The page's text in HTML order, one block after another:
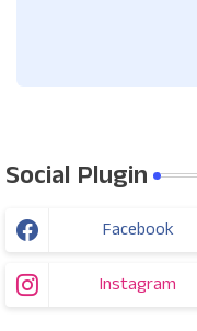
Social Plugin
Facebook
Instagram